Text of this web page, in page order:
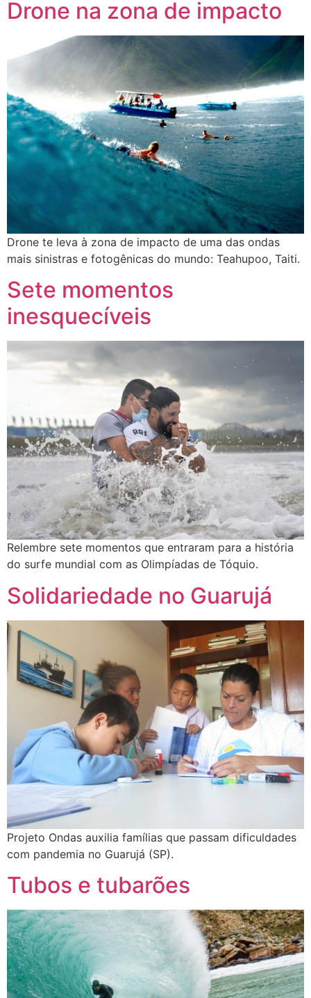
Drone na zona de impacto
Drone te leva à zona de impacto de uma das ondas
mais sinistras e fotogênicas do mundo: Teahupoo, Taiti.
Sete momentos
inesquecíveis
Relembre sete momentos que entraram para a história
do surfe mundial com as Olimpíadas de Tóquio.
Solidariedade no Guarujá
Projeto Ondas auxilia famílias que passam dificuldades
com pandemia no Guarujá (SP).
Tubos e tubarões